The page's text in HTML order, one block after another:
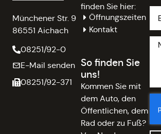
Münchener Str. 9
86551 Aichach
08251/92-0
E-Mail senden
08251/92-371
finden Sie hier:
Öffnungszeiten
Kontakt
So finden Sie
uns!
Kommen Sie mit
dem Auto, den
Öffentlichen, dem
Rad oder zu Fuß?